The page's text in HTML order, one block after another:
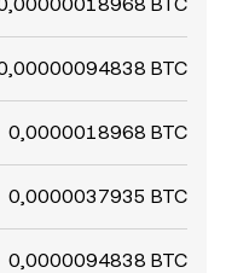
BTC
0,0000018968 BTC
0,0000037935 BTC
0,0000094838 BTC